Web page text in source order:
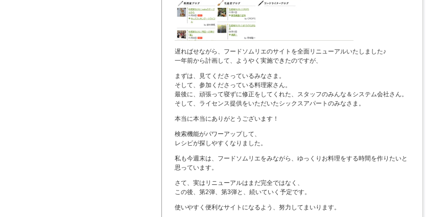
遅ればせながら、フードソムリエのサイトを全面リニューアルいたしました♪
一年前から計画して、ようやく実施できたのですが、
まずは、見てくださっているみなさま。
そして、参加くださっている料理家さん。
最後に、頑張って寝ずに修正をしてくれた、スタッフのみんな＆システム会社さん。
そして、ライセンス提供をいただいたシックスアパートのみなさま。
本当に本当にありがとうございます！
検索機能がパワーアップして、
レシピが探しやすくなりました。
私も今週末は、フードソムリエをみながら、ゆっくりお料理をする時間を作りたいと
思っています。
さて、実はリニューアルはまだ完全ではなく、
この後、第2弾、第3弾と、続いていく予定です。
使いやすく便利なサイトになるよう、努力してまいります。